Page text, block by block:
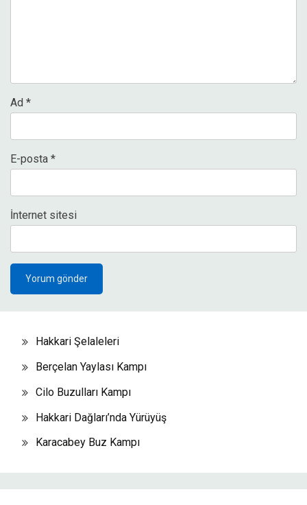
Ad *
E-posta *
İnternet sitesi
Hakkari Şelaleleri
Berçelan Yaylası Kampı
Cilo Buzulları Kampı
Hakkari Dağları’nda Yürüyüş
Karacabey Buz Kampı